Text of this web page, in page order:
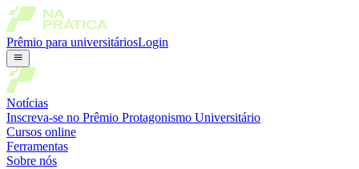
Prêmio para universitáriosLogin
Notícias
Inscreva-se no Prêmio Protagonismo Universitário
Cursos online
Ferramentas
Sobre nós